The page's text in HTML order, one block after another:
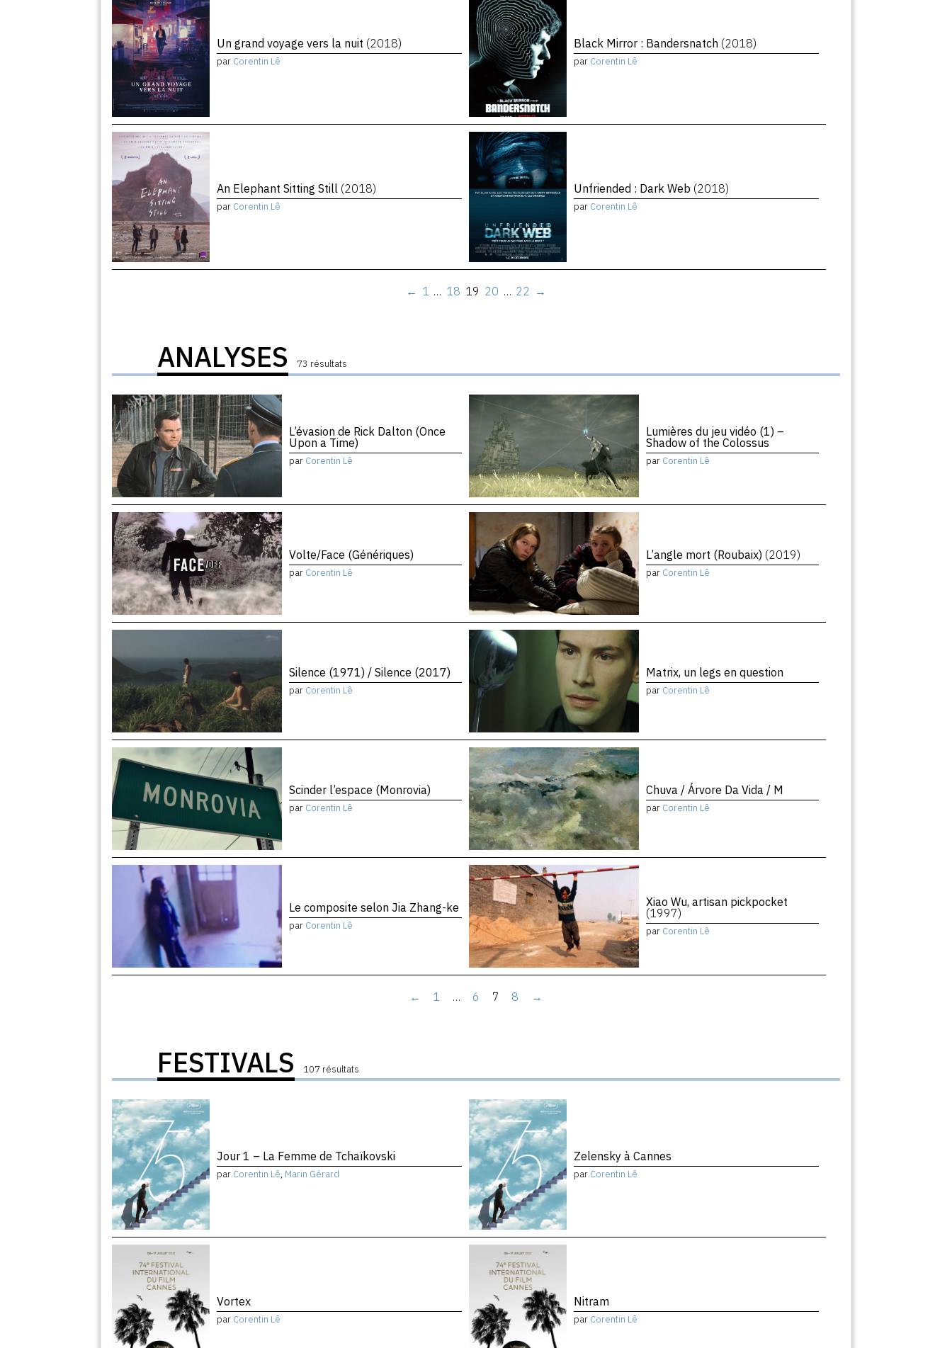
Un grand voyage vers la nuit (2018)
par Corentin Lê
Black Mirror : Bandersnatch (2018)
par Corentin Lê
An Elephant Sitting Still (2018)
par Corentin Lê
Unfriended : Dark Web (2018)
par Corentin Lê
← 1 … 18 19 20 … 22 →
ANALYSES 73 résultats
L’évasion de Rick Dalton (Once
Upon a Time)
par Corentin Lê
Lumières du jeu vidéo (1) –
Shadow of the Colossus
par Corentin Lê
Volte/Face (Génériques)
par Corentin Lê
L’angle mort (Roubaix) (2019)
par Corentin Lê
Silence (1971) / Silence (2017)
par Corentin Lê
Matrix, un legs en question
par Corentin Lê
Scinder l’espace (Monrovia)
par Corentin Lê
Chuva / Árvore Da Vida / M
par Corentin Lê
Le composite selon Jia Zhang-ke
par Corentin Lê
Xiao Wu, artisan pickpocket
(1997)
par Corentin Lê
← 1 … 6 7 8 →
FESTIVALS 107 résultats
Jour 1 – La Femme de Tchaïkovski
par Corentin Lê, Marin Gérard
Zelensky à Cannes
par Corentin Lê
Vortex
par Corentin Lê
Nitram
par Corentin Lê